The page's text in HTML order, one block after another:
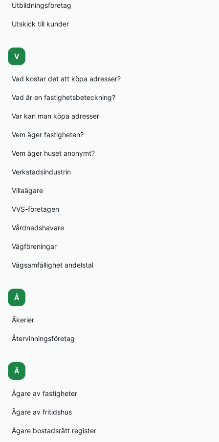
Utbildningsföretag
Utskick till kunder
V
Vad kostar det att köpa adresser?
Vad är en fastighetsbeteckning?
Var kan man köpa adresser
Vem äger fastigheten?
Vem äger huset anonymt?
Verkstadsindustrin
Villaägare
VVS-företagen
Vårdnadshavare
Vägföreningar
Vägsamfällighet andelstal
Å
Åkerier
Återvinningsföretag
Ä
Ägare av fastigheter
Ägare av fritidshus
Ägare bostadsrätt register